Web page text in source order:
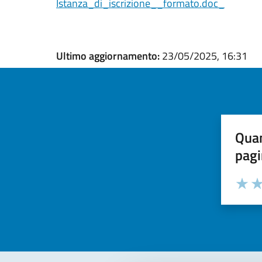
Istanza_di_iscrizione__formato.doc_
Ultimo aggiornamento:23/05/2025, 16:31
Valuta